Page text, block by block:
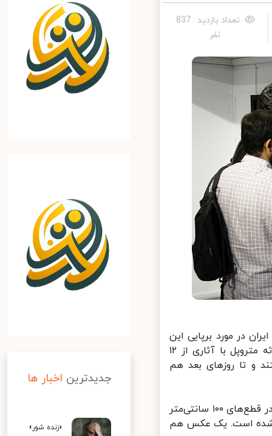
تعداد بازدید : 837
نفر
در مورد برپایی این
نمایشگاه گفت: نمایشگاه عکس «غمی دگر» به مناسبت چهلمین روز حادثه متروپل با آثاری از ۱۲
تا روزهای بعد هم
وی در همین راستا افزود: ۳۶ اثر از این ۱۲ عکاس در نمایشگاه «غمی دگر» در قطع‌های ۱۰۰ سانتی‌متر
داده شده است. یک عکس هم
جدیدترین اخبار ها
«زنده شور»